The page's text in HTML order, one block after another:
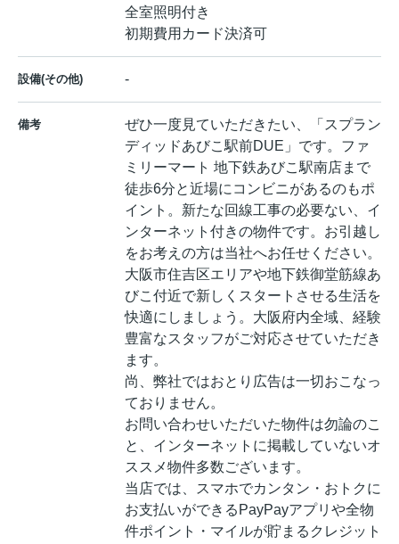
全室照明付き
初期費用カード決済可
設備(その他) -
備考
ぜひ一度見ていただきたい、「スプラン
ディッドあびこ駅前DUE」です。ファ
ミリーマート 地下鉄あびこ駅南店まで
徒歩6分と近場にコンビニがあるのもポ
イント。新たな回線工事の必要ない、イ
ンターネット付きの物件です。お引越し
をお考えの方は当社へお任せください。
大阪市住吉区エリアや地下鉄御堂筋線あ
びこ付近で新しくスタートさせる生活を
快適にしましょう。大阪府内全域、経験
豊富なスタッフがご対応させていただき
ます。
尚、弊社ではおとり広告は一切おこなっ
ておりません。
お問い合わせいただいた物件は勿論のこ
と、インターネットに掲載していないオ
ススメ物件多数ございます。
当店では、スマホでカンタン・おトクに
お支払いができるPayPayアプリや全物
件ポイント・マイルが貯まるクレジット